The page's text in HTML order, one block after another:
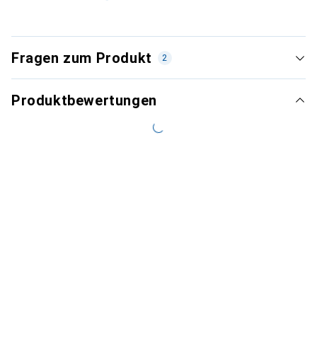
Fragen zum Produkt 2
Produktbewertungen